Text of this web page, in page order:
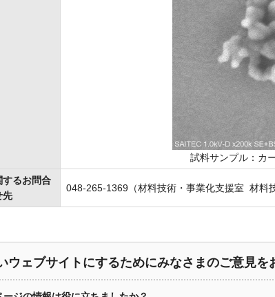
試料サンプル：カ
るお問合
先
048-265-1369（材料技術・事業化支援室 材料
ウェブサイトにするためにみなさまのご意見を